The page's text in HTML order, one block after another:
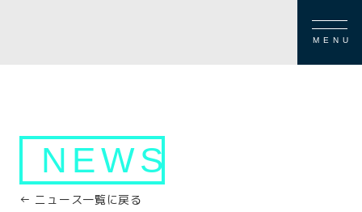
MENU
NEWS
← ニュース一覧に戻る